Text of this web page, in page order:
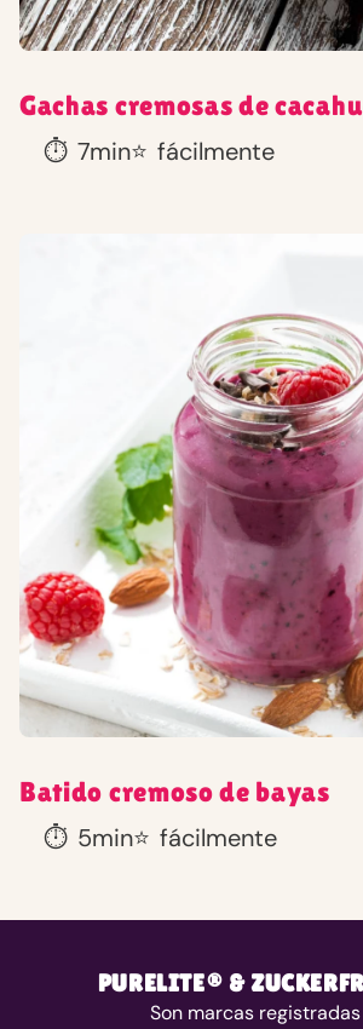
Gachas cremosas de
⏱️ 7min⭐ fácilmente
Batido cremoso de bayas
⏱️ 5min⭐ fácilmente
PURELITE® &
Son marcas